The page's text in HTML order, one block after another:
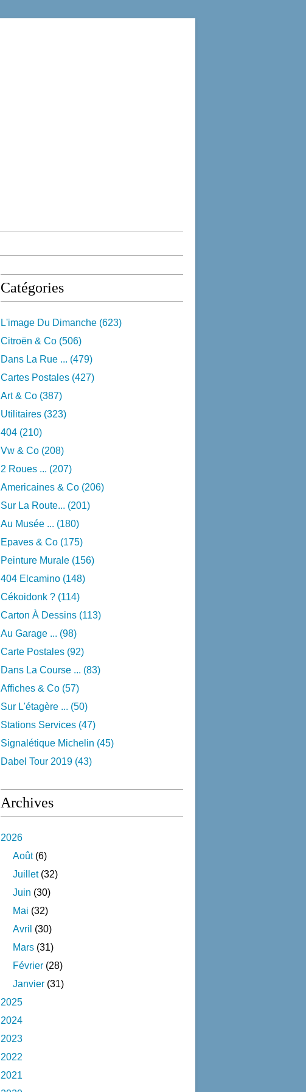
Catégories
L'image Du Dimanche (623)
Citroën & Co (506)
Dans La Rue ... (479)
Cartes Postales (427)
Art & Co (387)
Utilitaires (323)
404 (210)
Vw & Co (208)
2 Roues ... (207)
Americaines & Co (206)
Sur La Route... (201)
Au Musée ... (180)
Epaves & Co (175)
Peinture Murale (156)
404 Elcamino (148)
Cékoidonk ? (114)
Carton À Dessins (113)
Au Garage ... (98)
Carte Postales (92)
Dans La Course ... (83)
Affiches & Co (57)
Sur L'étagère ... (50)
Stations Services (47)
Signalétique Michelin (45)
Dabel Tour 2019 (43)
Archives
2026
Août(6)
Juillet(32)
Juin (30)
Mai (32)
Avril (30)
Mars (31)
Février (28)
Janvier (31)
2025
2024
2023
2022
2021